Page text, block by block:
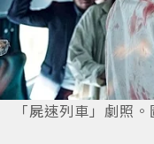
「屍速列車」劇照